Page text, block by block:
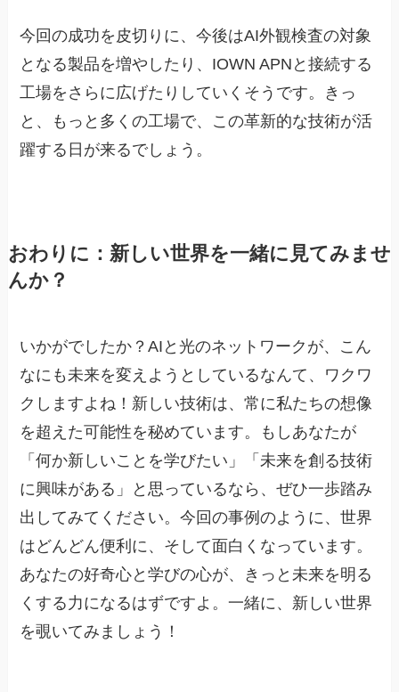
今回の成功を皮切りに、今後はAI外観検査の対象
となる製品を増やしたり、IOWN APNと接続する
工場をさらに広げたりしていくそうです。きっ
と、もっと多くの工場で、この革新的な技術が活
躍する日が来るでしょう。
おわりに：新しい世界を一緒に見てみませ
んか？
いかがでしたか？AIと光のネットワークが、こん
なにも未来を変えようとしているなんて、ワクワ
クしますよね！新しい技術は、常に私たちの想像
を超えた可能性を秘めています。もしあなたが
「何か新しいことを学びたい」「未来を創る技術
に興味がある」と思っているなら、ぜひ一歩踏み
出してみてください。今回の事例のように、世界
はどんどん便利に、そして面白くなっています。
あなたの好奇心と学びの心が、きっと未来を明る
くする力になるはずですよ。一緒に、新しい世界
を覗いてみましょう！